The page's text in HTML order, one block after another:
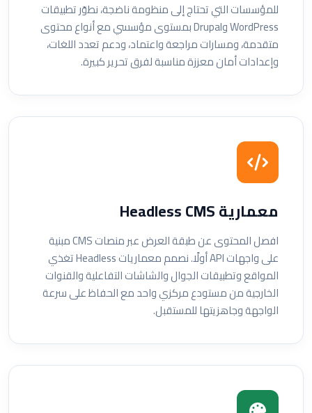
للمؤسسات التي تحتاج إلى منظومة ناضجة، نطوّر تطبيقات
WordPress وDrupal بمستوى مؤسسي مع أنواع محتوى
متقدمة، ومسارات مراجعة واعتماد، ودعم تعدد اللغات،
وإعدادات أمان معززة مناسبة لفرق تحرير كبيرة.
معمارية Headless CMS
افصل المحتوى عن طبقة العرض عبر منصات CMS مبنية
على واجهات API أولًا. نصمم معماريات Headless تغذي
المواقع وتطبيقات الجوال والشاشات التفاعلية والقنوات
الخارجية من مستودع مركزي واحد مع الحفاظ على سرعة
الواجهة وجاهزيتها للمستقبل.